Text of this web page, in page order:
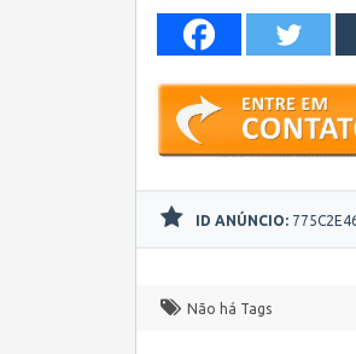
ID ANÚNCIO:
Não há Tags